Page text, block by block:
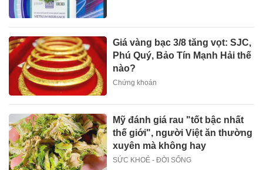
Giá vàng bạc 3/8 tăng vọt: SJC,
Phú Quý, Bảo Tín Mạnh Hải thế
nào?
Chứng khoán
Mỹ đánh giá rau "tốt bậc nhất
thế giới", người Việt ăn thường
xuyên mà không hay
SỨC KHOẺ - ĐỜI SỐNG